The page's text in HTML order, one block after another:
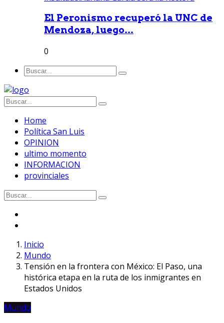
El Peronismo recuperó la UNC de
Mendoza, luego...
0
Home
Política San Luis
OPINION
ultimo momento
INFORMACION
provinciales
Inicio
Mundo
Tensión en la frontera con México: El Paso, una
histórica etapa en la ruta de los inmigrantes en
Estados Unidos
Mundo